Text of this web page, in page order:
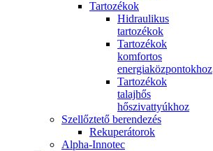
Tartozékok
Hidraulikus
tartozékok
Tartozékok
komfortos
energiaközpontokhoz
Tartozékok
talajhős
hőszivattyúkhoz
Szellőztető berendezés
Rekuperátorok
Alpha-Innotec